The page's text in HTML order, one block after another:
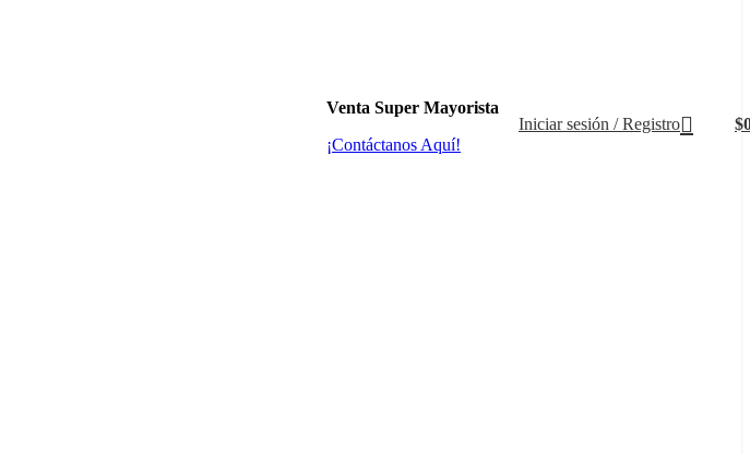
Venta Super Mayorista
¡Contáctanos Aquí!
Iniciar sesión / Registro $